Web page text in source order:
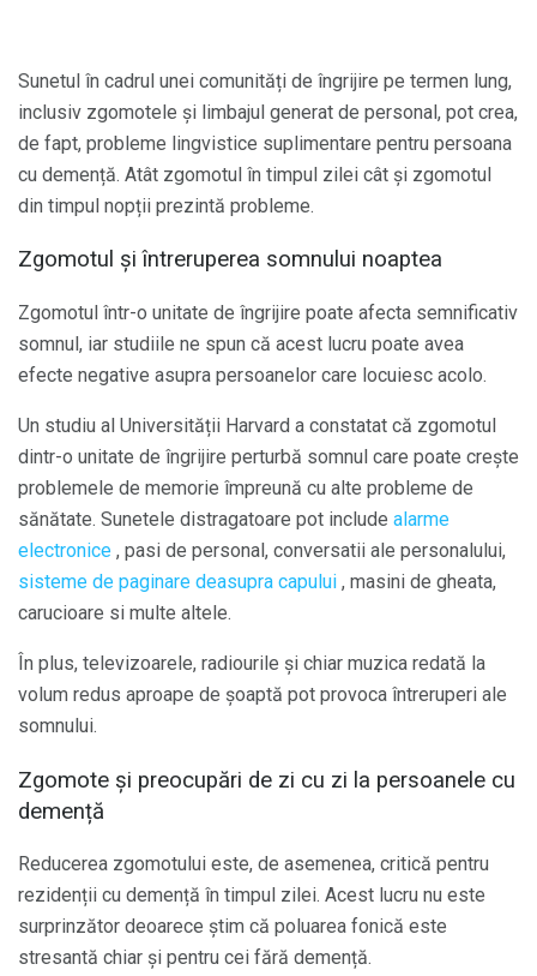
Sunetul în cadrul unei comunități de îngrijire pe termen lung,
inclusiv zgomotele și limbajul generat de personal, pot crea,
de fapt, probleme lingvistice suplimentare pentru persoana
cu demență. Atât zgomotul în timpul zilei cât și zgomotul
din timpul nopții prezintă probleme.
Zgomotul și întreruperea somnului noaptea
Zgomotul într-o unitate de îngrijire poate afecta semnificativ
somnul, iar studiile ne spun că acest lucru poate avea
efecte negative asupra persoanelor care locuiesc acolo.
Un studiu al Universității Harvard a constatat că zgomotul
dintr-o unitate de îngrijire perturbă somnul care poate crește
problemele de memorie împreună cu alte probleme de
sănătate. Sunetele distragatoare pot include alarme
electronice , pasi de personal, conversatii ale personalului,
sisteme de paginare deasupra capului , masini de gheata,
carucioare si multe altele.
În plus, televizoarele, radiourile și chiar muzica redată la
volum redus aproape de șoaptă pot provoca întreruperi ale
somnului.
Zgomote și preocupări de zi cu zi la persoanele cu
demență
Reducerea zgomotului este, de asemenea, critică pentru
rezidenții cu demență în timpul zilei. Acest lucru nu este
surprinzător deoarece știm că poluarea fonică este
stresantă chiar și pentru cei fără demență.